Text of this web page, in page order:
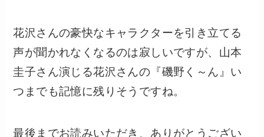
花沢さんの豪快なキャラクターを引き立てる
声が聞かれなくなるのは寂しいですが、山本
圭子さん演じる花沢さんの『磯野く～ん』い
つまでも記憶に残りそうですね。
最後までお読みいただき、ありがとうござい